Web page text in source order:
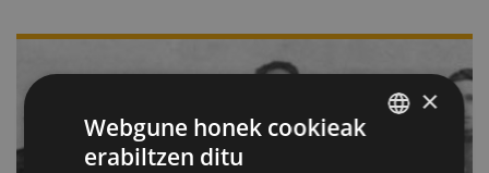
×
Webgune honek cookieak
erabiltzen ditu